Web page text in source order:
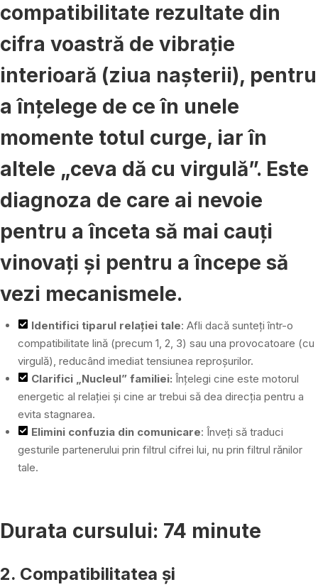
compatibilitate rezultate din
cifra voastră de vibrație
interioară (ziua nașterii), pentru
a înțelege de ce în unele
momente totul curge, iar în
altele „ceva dă cu virgulă”. Este
diagnoza de care ai nevoie
pentru a înceta să mai cauți
vinovați și pentru a începe să
vezi mecanismele.
Identifici tiparul relației tale: Afli dacă sunteți într-o
compatibilitate lină (precum 1, 2, 3) sau una provocatoare (cu
virgulă), reducând imediat tensiunea reproșurilor.
Clarifici „Nucleul” familiei: Înțelegi cine este motorul
energetic al relației și cine ar trebui să dea direcția pentru a
evita stagnarea.
Elimini confuzia din comunicare: Înveți să traduci
gesturile partenerului prin filtrul cifrei lui, nu prin filtrul rănilor
tale.
Durata cursului: 74 minute
2. Compatibilitatea și